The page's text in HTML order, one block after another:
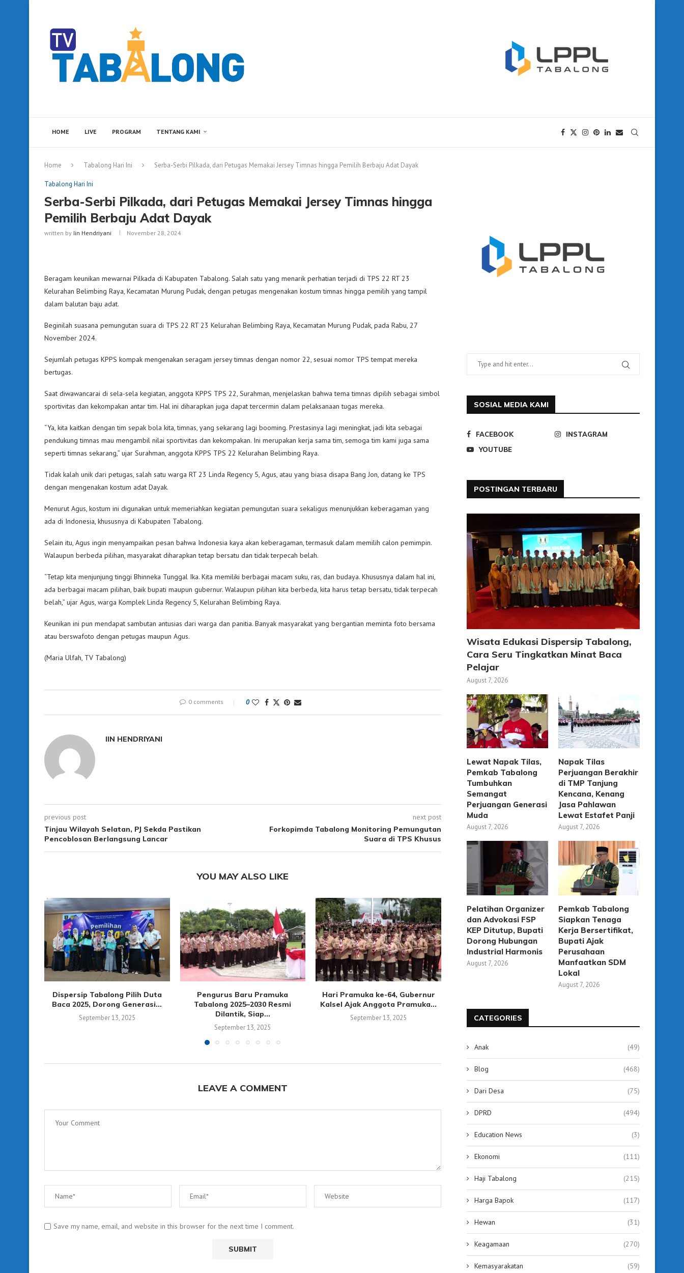
HOME LIVE PROGRAM TENTANG KAMI
Home Tabalong Hari Ini Serba-Serbi Pilkada, dari Petugas Memakai Jersey Timnas hingga Pemilih Berbaju Adat Dayak
Tabalong Hari Ini
Serba-Serbi Pilkada, dari Petugas Memakai Jersey Timnas hingga
Pemilih Berbaju Adat Dayak
written by Iin Hendriyani November 28, 2024
Beragam keunikan mewarnai Pilkada di Kabupaten Tabalong. Salah satu yang menarik perhatian terjadi di TPS 22 RT 23
Kelurahan Belimbing Raya, Kecamatan Murung Pudak, dengan petugas mengenakan kostum timnas hingga pemilih yang tampil
dalam balutan baju adat.
Beginilah suasana pemungutan suara di TPS 22 RT 23 Kelurahan Belimbing Raya, Kecamatan Murung Pudak, pada Rabu, 27
November 2024.
Sejumlah petugas KPPS kompak mengenakan seragam jersey timnas dengan nomor 22, sesuai nomor TPS tempat mereka
bertugas.
Saat diwawancarai di sela-sela kegiatan, anggota KPPS TPS 22, Surahman, menjelaskan bahwa tema timnas dipilih sebagai simbol
sportivitas dan kekompakan antar tim. Hal ini diharapkan juga dapat tercermin dalam pelaksanaan tugas mereka.
“Ya, kita kaitkan dengan tim sepak bola kita, timnas, yang sekarang lagi booming. Prestasinya lagi meningkat, jadi kita sebagai
pendukung timnas mau mengambil nilai sportivitas dan kekompakan. Ini merupakan kerja sama tim, semoga tim kami juga sama
seperti timnas sekarang,” ujar Surahman, anggota KPPS TPS 22 Kelurahan Belimbing Raya.
Tidak kalah unik dari petugas, salah satu warga RT 23 Linda Regency 5, Agus, atau yang biasa disapa Bang Jon, datang ke TPS
dengan mengenakan kostum adat Dayak.
Menurut Agus, kostum ini digunakan untuk memeriahkan kegiatan pemungutan suara sekaligus menunjukkan keberagaman yang
ada di Indonesia, khususnya di Kabupaten Tabalong.
Selain itu, Agus ingin menyampaikan pesan bahwa Indonesia kaya akan keberagaman, termasuk dalam memilih calon pemimpin.
Walaupun berbeda pilihan, masyarakat diharapkan tetap bersatu dan tidak terpecah belah.
“Tetap kita menjunjung tinggi Bhinneka Tunggal Ika. Kita memiliki berbagai macam suku, ras, dan budaya. Khususnya dalam hal ini,
ada berbagai macam pilihan, baik bupati maupun gubernur. Walaupun pilihan kita berbeda, kita harus tetap bersatu, tidak terpecah
belah,” ujar Agus, warga Komplek Linda Regency 5, Kelurahan Belimbing Raya.
Keunikan ini pun mendapat sambutan antusias dari warga dan panitia. Banyak masyarakat yang bergantian meminta foto bersama
atau berswafoto dengan petugas maupun Agus.
(Maria Ulfah, TV Tabalong)
0 comments 0
IIN HENDRIYANI
previous post
Tinjau Wilayah Selatan, PJ Sekda Pastikan
Pencoblosan Berlangsung Lancar
next post
Forkopimda Tabalong Monitoring Pemungutan
Suara di TPS Khusus
YOU MAY ALSO LIKE
Dispersip Tabalong Pilih Duta
Baca 2025, Dorong Generasi...
September 13, 2025
Pengurus Baru Pramuka
Tabalong 2025–2030 Resmi
Dilantik, Siap...
September 13, 2025
Hari Pramuka ke-64, Gubernur
Kalsel Ajak Anggota Pramuka...
September 13, 2025
Sekaligus Ruang...
September 12, 2025
LEAVE A COMMENT
Save my name, email, and website in this browser for the next time I comment.
SOSIAL MEDIA KAMI
FACEBOOK
INSTAGRAM
YOUTUBE
POSTINGAN TERBARU
Wisata Edukasi Dispersip Tabalong,
Cara Seru Tingkatkan Minat Baca
Pelajar
August 7, 2026
Lewat Napak Tilas,
Pemkab Tabalong
Tumbuhkan
Semangat
Perjuangan Generasi
Muda
August 7, 2026
Napak Tilas
Perjuangan Berakhir
di TMP Tanjung
Kencana, Kenang
Jasa Pahlawan
Lewat Estafet Panji
August 7, 2026
Pelatihan Organizer
dan Advokasi FSP
KEP Ditutup, Bupati
Dorong Hubungan
Industrial Harmonis
August 7, 2026
Pemkab Tabalong
Siapkan Tenaga
Kerja Bersertifikat,
Bupati Ajak
Perusahaan
Manfaatkan SDM
Lokal
August 7, 2026
CATEGORIES
Anak (49)
Blog (468)
Dari Desa (75)
DPRD (494)
Education News (3)
Ekonomi (111)
Haji Tabalong (215)
Harga Bapok (117)
Hewan (31)
Keagamaan (270)
Kemasyarakatan (59)